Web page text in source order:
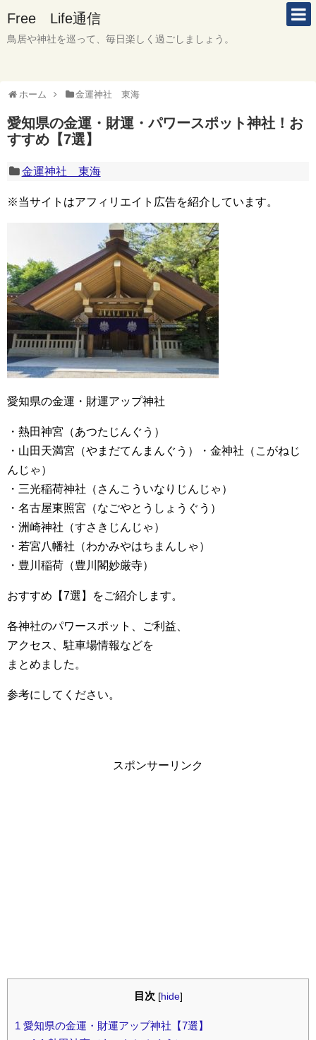
Free Life通信
鳥居や神社を巡って、毎日楽しく過ごしましょう。
ホーム 金運神社 東海
愛知県の金運・財運・パワースポット神社！お
すすめ【7選】
金運神社 東海
※当サイトはアフィリエイト広告を紹介しています。
愛知県の金運・財運アップ神社
・熱田神宮（あつたじんぐう）
・山田天満宮（やまだてんまんぐう）・金神社（こがねじ
んじゃ）
・三光稲荷神社（さんこういなりじんじゃ）
・名古屋東照宮（なごやとうしょうぐう）
・洲崎神社（すさきじんじゃ）
・若宮八幡社（わかみやはちまんしゃ）
・豊川稲荷（豊川閣妙厳寺）
おすすめ【7選】をご紹介します。
各神社のパワースポット、ご利益、
アクセス、駐車場情報などを
まとめました。
参考にしてください。
スポンサーリンク
目次 [hide]
1 愛知県の金運・財運アップ神社【7選】